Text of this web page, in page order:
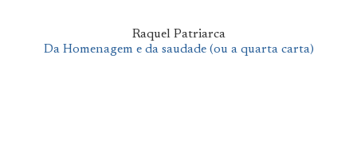
Raquel Patriarca
Da Homenagem e da saudade (ou a quarta carta)